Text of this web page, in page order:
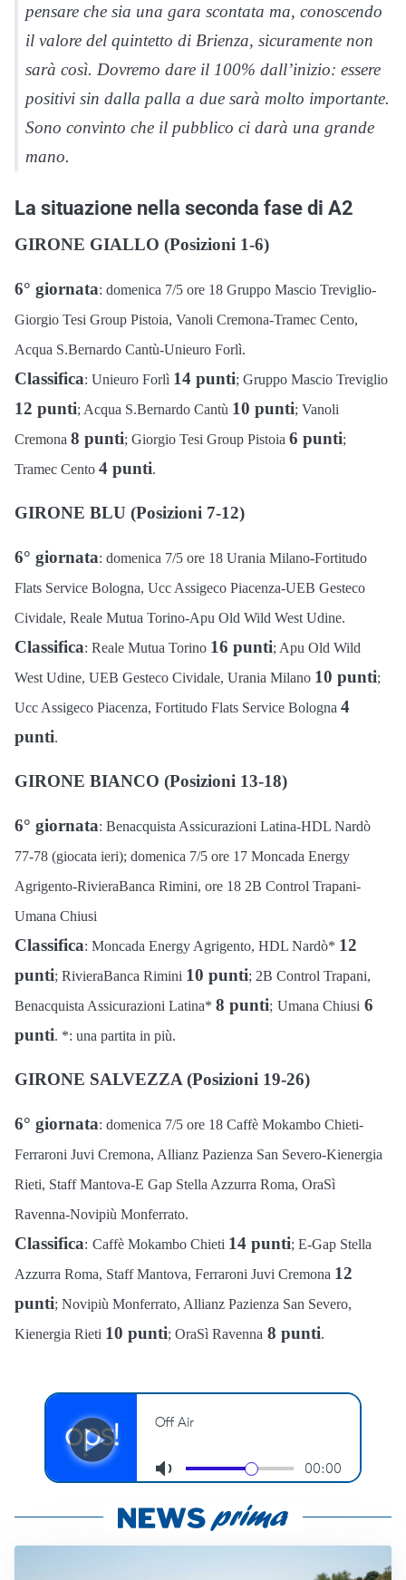
pensare che sia una gara scontata ma, conoscendo
il valore del quintetto di Brienza, sicuramente non
sarà così. Dovremo dare il 100% dall’inizio: essere
positivi sin dalla palla a due sarà molto importante.
Sono convinto che il pubblico ci darà una grande
mano.
La situazione nella seconda fase di A2
GIRONE GIALLO (Posizioni 1-6)
6° giornata: domenica 7/5 ore 18 Gruppo Mascio Treviglio-
Giorgio Tesi Group Pistoia, Vanoli Cremona-Tramec Cento,
Acqua S.Bernardo Cantù-Unieuro Forlì.
Classifica: Unieuro Forlì 14 punti; Gruppo Mascio Treviglio
12 punti; Acqua S.Bernardo Cantù 10 punti; Vanoli
Cremona 8 punti; Giorgio Tesi Group Pistoia 6 punti;
Tramec Cento 4 punti.
GIRONE BLU (Posizioni 7-12)
6° giornata: domenica 7/5 ore 18 Urania Milano-Fortitudo
Flats Service Bologna, Ucc Assigeco Piacenza-UEB Gesteco
Cividale, Reale Mutua Torino-Apu Old Wild West Udine.
Classifica: Reale Mutua Torino 16 punti; Apu Old Wild
West Udine, UEB Gesteco Cividale, Urania Milano 10 punti;
Ucc Assigeco Piacenza, Fortitudo Flats Service Bologna 4
punti.
GIRONE BIANCO (Posizioni 13-18)
6° giornata: Benacquista Assicurazioni Latina-HDL Nardò
77-78 (giocata ieri); domenica 7/5 ore 17 Moncada Energy
Agrigento-RivieraBanca Rimini, ore 18 2B Control Trapani-
Umana Chiusi
Classifica: Moncada Energy Agrigento, HDL Nardò* 12
punti; RivieraBanca Rimini 10 punti; 2B Control Trapani,
Benacquista Assicurazioni Latina* 8 punti; Umana Chiusi 6
punti. *: una partita in più.
GIRONE SALVEZZA (Posizioni 19-26)
6° giornata: domenica 7/5 ore 18 Caffè Mokambo Chieti-
Ferraroni Juvi Cremona, Allianz Pazienza San Severo-Kienergia
Rieti, Staff Mantova-E Gap Stella Azzurra Roma, OraSì
Ravenna-Novipiù Monferrato.
Classifica: Caffè Mokambo Chieti 14 punti; E-Gap Stella
Azzurra Roma, Staff Mantova, Ferraroni Juvi Cremona 12
punti; Novipiù Monferrato, Allianz Pazienza San Severo,
Kienergia Rieti 10 punti; OraSì Ravenna 8 punti.